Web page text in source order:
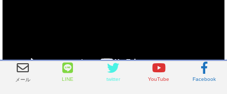
対応可能時間は平日9：00〜18：00です。
メール LINE twitter YouTube Facebook